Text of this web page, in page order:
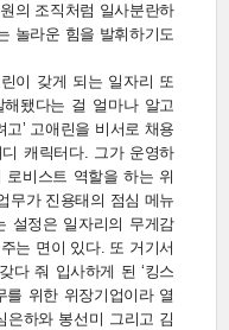
의 조직처럼 일사분란하
놀라운 힘을 발휘하기도
이 갖게 되는 일자리 또
됐다는 걸 얼마나 알고
’ 고애린을 비서로 채용
캐릭터다. 그가 운영하
로비스트 역할을 하는 위
무가 진용태의 점심 메뉴
설정은 일자리의 무게감
는 면이 있다. 또 거기서
다 줘 입사하게 된 ‘킹스
를 위한 위장기업이라 열
은하와 봉선미 그리고 김